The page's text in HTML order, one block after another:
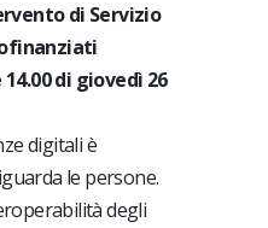
di Servizio
di giovedì 26
digitali è
le persone.
degli